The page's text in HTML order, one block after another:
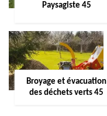
Paysagiste 45
Broyage et évacuation
des déchets verts 45